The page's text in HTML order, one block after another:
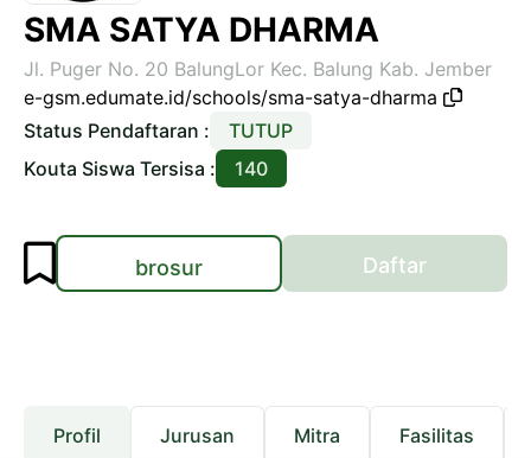
SMA SATYA DHARMA
Jl. Puger No. 20 BalungLor Kec. Balung Kab. Jember
e-gsm.edumate.id/schools/sma-satya-dharma
Status Pendaftaran :
TUTUP
Kouta Siswa Tersisa :
140
brosur Daftar
Profil Jurusan Mitra Fasilitas